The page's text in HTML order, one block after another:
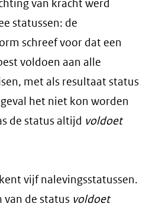
van kracht werd
statussen: de
schreef voor dat een
voldoen aan alle
met als resultaat status
het niet kon worden
de status altijd voldoet
vijf nalevingsstatussen.
van de status voldoet